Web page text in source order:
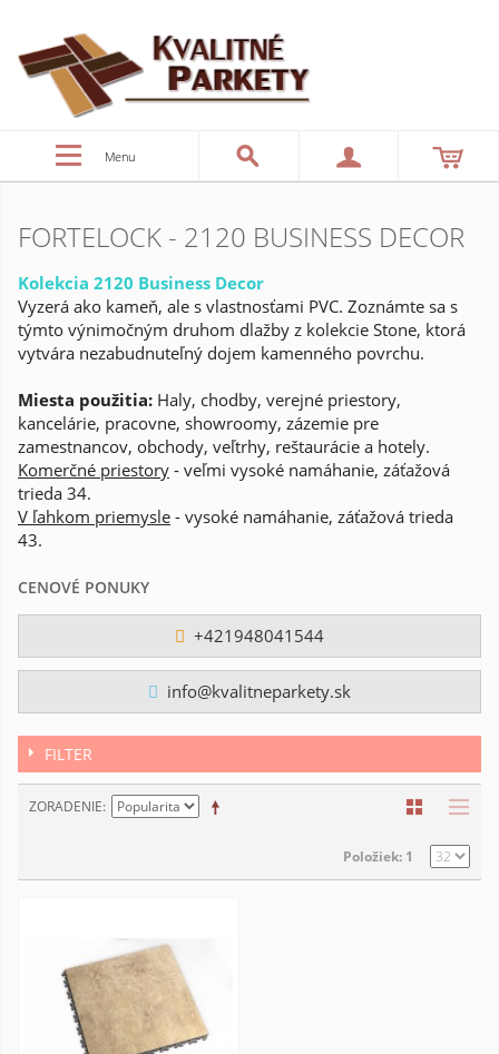
Menu
FORTELOCK - 2120 BUSINESS DECOR
Kolekcia 2120 Business Decor
Vyzerá ako kameň, ale s vlastnosťami PVC. Zoznámte sa s
týmto výnimočným druhom dlažby z kolekcie Stone, ktorá
vytvára nezabudnuteľný dojem kamenného povrchu.
Miesta použitia: Haly, chodby, verejné priestory,
kancelárie, pracovne, showroomy, zázemie pre
zamestnancov, obchody, veľtrhy, reštaurácie a hotely.
Komerčné priestory - veľmi vysoké namáhanie, záťažová
trieda 34.
V ľahkom priemysle - vysoké namáhanie, záťažová trieda
43.
CENOVÉ PONUKY
+421948041544
info@kvalitneparkety.sk
FILTER
ZORADENIE
Položiek: 1